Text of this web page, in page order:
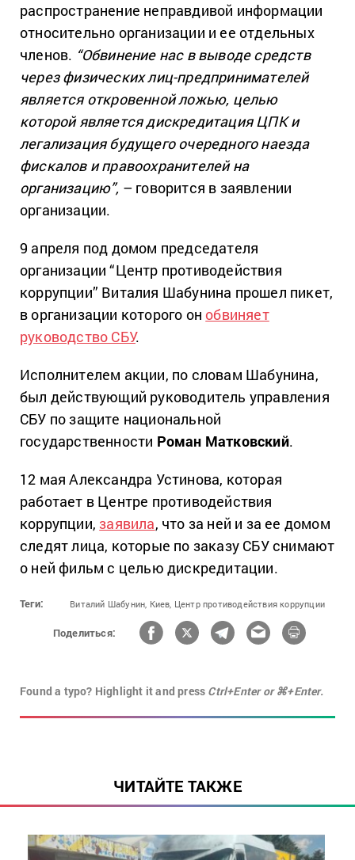
распространение неправдивой информации
относительно организации и ее отдельных
членов. “Обвинение нас в выводе средств
через физических лиц-предпринимателей
является откровенной ложью, целью
которой является дискредитация ЦПК и
легализация будущего очередного наезда
фискалов и правоохранителей на
организацию”, – говорится в заявлении
организации.
9 апреля под домом председателя
организации “Центр противодействия
коррупции” Виталия Шабунина прошел пикет,
в организации которого он обвиняет
руководство СБУ.
Исполнителем акции, по словам Шабунина,
был действующий руководитель управления
СБУ по защите национальной
государственности Роман Матковский.
12 мая Александра Устинова, которая
работает в Центре противодействия
коррупции,заявила, что за ней и за ее домом
следят лица, которые по заказу СБУ снимают
о ней фильм с целью дискредитации.
Теги: Виталий Шабунин, Киев, Центр противодействия коррупции
Поделиться:
Found a typo? Highlight it and press Ctrl+Enter or ⌘+Enter.
ЧИТАЙТЕ ТАКЖЕ